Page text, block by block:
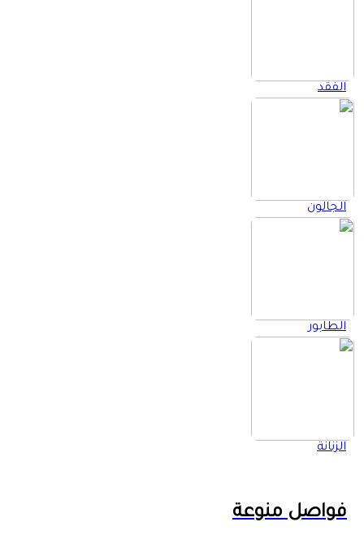
الفقد
الجالون
الطابور
الزنانة
فواصل منوعة